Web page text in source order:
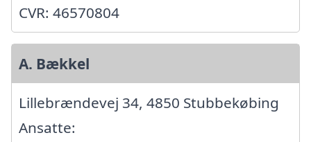
CVR: 46570804
A. Bækkel
Lillebrændevej 34, 4850 Stubbekøbing
Ansatte: